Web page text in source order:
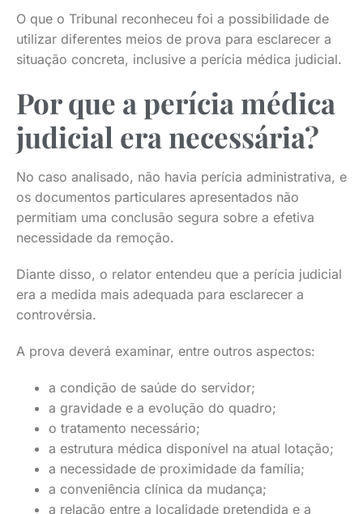
O que o Tribunal reconheceu foi a possibilidade de
utilizar diferentes meios de prova para esclarecer a
situação concreta, inclusive a perícia médica judicial.
Por que a perícia médica
judicial era necessária?
No caso analisado, não havia perícia administrativa, e
os documentos particulares apresentados não
permitiam uma conclusão segura sobre a efetiva
necessidade da remoção.
Diante disso, o relator entendeu que a perícia judicial
era a medida mais adequada para esclarecer a
controvérsia.
A prova deverá examinar, entre outros aspectos:
a condição de saúde do servidor;
a gravidade e a evolução do quadro;
o tratamento necessário;
a estrutura médica disponível na atual lotação;
a necessidade de proximidade da família;
a conveniência clínica da mudança;
a relação entre a localidade pretendida e a